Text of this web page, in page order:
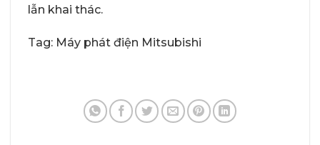
lẫn khai thác.
Tag: Máy phát điện Mitsubishi